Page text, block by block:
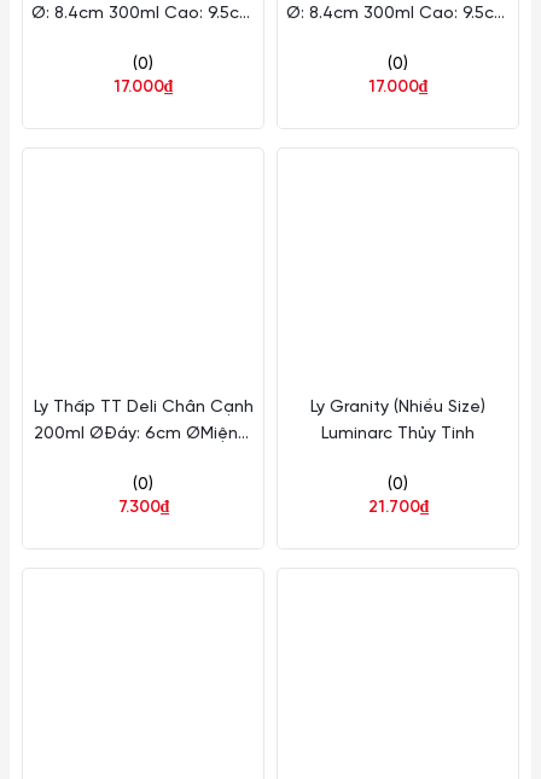
Ø: 8.4cm 300ml Cao: 9.5cm
(0)
17.000₫
Ø: 8.4cm 300ml Cao: 9.5cm
(0)
17.000₫
Ly Thấp TT Deli Chân Cạnh
200ml ØĐáy: 6cm ØMiệng:
Cái/Thùng LU Y5012
(0)
7.300₫
Ly Granity (Nhiều Size)
Luminarc Thủy Tinh
(0)
21.700₫